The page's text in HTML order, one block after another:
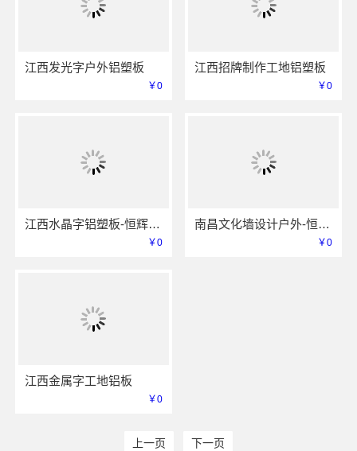
江西发光字户外铝塑板
￥0
江西招牌制作工地铝塑板
￥0
江西水晶字铝塑板-恒辉广告
￥0
南昌文化墙设计户外-恒辉广告
￥0
江西金属字工地铝板
￥0
上一页 下一页